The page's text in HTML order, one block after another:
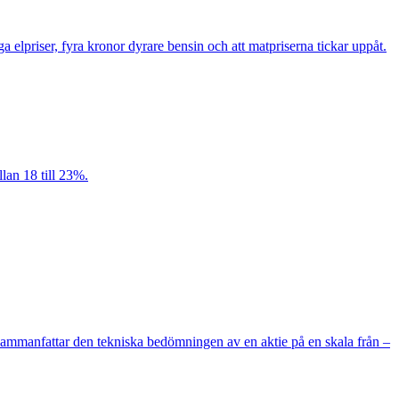
elpriser, fyra kronor dyrare bensin och att matpriserna tickar uppåt.
18 till 23%.
den tekniska bedömningen av en aktie på en skala från –